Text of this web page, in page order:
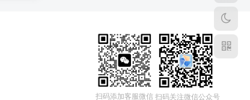
扫码添加客服微信扫码关注微信公众号